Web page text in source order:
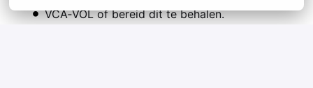
VCA‑VOL of bereid dit te behalen.